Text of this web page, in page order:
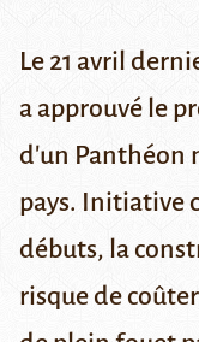
Le 21 avril
a approuvé le
d'un Panthéon
pays. Initiative
débuts, la
risque de